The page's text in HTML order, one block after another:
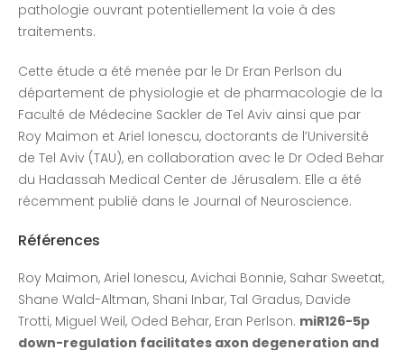
pathologie ouvrant potentiellement la voie à des
traitements.
Cette étude a été menée par le Dr Eran Perlson du
département de physiologie et de pharmacologie de la
Faculté de Médecine Sackler de Tel Aviv ainsi que par
Roy Maimon et Ariel Ionescu, doctorants de l’Université
de Tel Aviv (TAU), en collaboration avec le Dr Oded Behar
du Hadassah Medical Center de Jérusalem. Elle a été
récemment publié dans le Journal of Neuroscience.
Références
Roy Maimon, Ariel Ionescu, Avichai Bonnie, Sahar Sweetat,
Shane Wald-Altman, Shani Inbar, Tal Gradus, Davide
Trotti, Miguel Weil, Oded Behar, Eran Perlson. miR126-5p
down-regulation facilitates axon degeneration and